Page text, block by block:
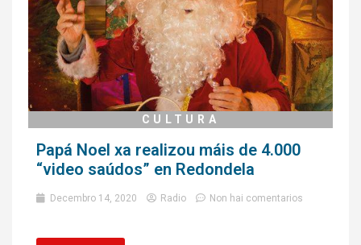
CULTURA
Papá Noel xa realizou máis de 4.000
“video saúdos” en Redondela
Decembro 14, 2020 Radio Non hai comentarios